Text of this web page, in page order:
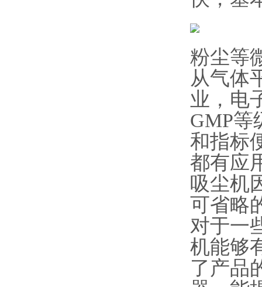
粉尘等
从气体
业，电
GMP等
和指标
都有应
吸尘机
可省略
对于一
机能够
了产品